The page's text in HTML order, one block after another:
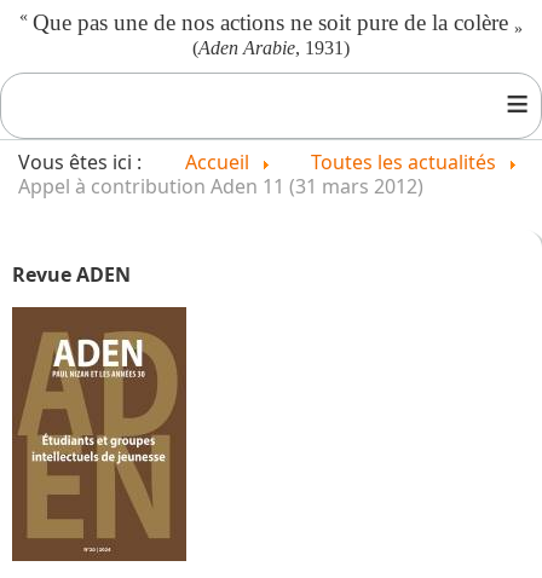
« Que pas une de nos actions ne soit pure de la colère »
(Aden Arabie, 1931)
≡
Vous êtes ici : Accueil
Toutes les actualités
Appel à contribution Aden 11 (31 mars 2012)
Revue ADEN